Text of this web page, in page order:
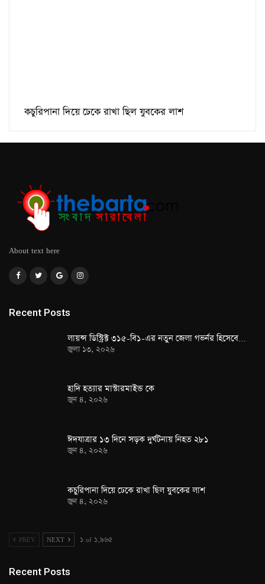
কচুরিপানা দিয়ে ঢেকে রাখা ছিল যুবকের লাশ
About text here
Recent Posts
লায়ন্স ডিস্ট্রিক্ট ৩১৫-বি১-এর নতুন জেলা গভর্নর হিসেবে…
জুলা ১৩, ২০২৬
হাদি হত্যার মাস্টারমাইন্ড কে
জুন ৪, ২০২৬
ঈদযাত্রার ১৩ দিনে সড়ক দুর্ঘটনায় নিহত ২৮১
জুন ৪, ২০২৬
কচুরিপানা দিয়ে ঢেকে রাখা ছিল যুবকের লাশ
জুন ৪, ২০২৬
PREV NEXT ১ of ১,৯৬৫
Recent Posts